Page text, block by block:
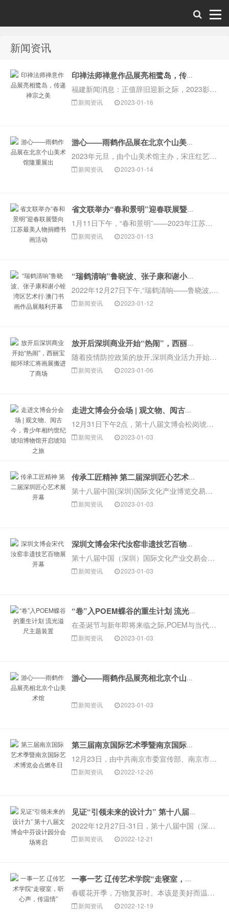
国美术新闻网
权威新闻发布
新闻资讯
印禅法师禅意作品展亮相鹭岛，传递禅宗之美
福建新闻消息：正值辞旧迎新之际，2023影视艺术文化节暨名人艺术作品联展全国巡展（第2期）——“鹭岛问禅”玉兔迎春印禅法师禅意作品展，于1月13日在厦···
新闻资讯 2023-01-16
游心——雨鹤作品展在北京个山美术馆隆重展出
2023年元旦，由个山美术馆主办，宋庄红艺术馆、河南如是观美术馆、广东顺美术馆、河北亿龙集团、北京睿德轩美术馆联合协办的“游心——雨鹤作品展”开幕式
新闻资讯 2023-01-14
省文联举办“春和景明”迎春联展暨向江苏最美人物捐赠书画活动
1月11日下午，“春和景明”——2023年江苏省文艺家奋进新时代迎春联展在省现代美术馆开幕，同时还举办了向2022年江苏最美人物捐赠书画作品仪式。章剑···
新闻资讯 2023-01-13
“瑞鹤清响”鲁晓波、张子康和谢小铨湾区艺术行·澳门书画作品展顺利开幕
2022年12月27日下午,“瑞鹤清响——鲁晓波,张子康,谢小铨书画作品联展”的展览开幕式在中国根艺术空间举行。开幕当天正是澳门的冬季,但展览现场嘉宾···
新闻资讯 2023-01-12
放开后深圳商业开始“热闹”，西丽宝能环球汇将画展搬进了商场
随着疫情防控政策的放开,深圳商业活力开始回升,有调查显示,深圳商场客流明显上升,消费者出行积极性有所提高,各大商城购物中心也推出了丰富多样的主题活动,···
新闻资讯 2023-01-06
走进文博会分会场 | 观文物、阅古今，青少年相约世纪琥珀博物馆开启琥珀之旅
12月31日下午2点，第十八届文博会松岗琥珀文化产业园分会场活动现场迎来了一批“小游客”，他们是来自松岗琥珀周边地区的小学生们。为了让青少年儿童们都能···
新闻资讯 2023-01-03
传承工匠精神 第二届深圳匠心艺术展开幕
第十八届中国(深圳)国际文化产业博览交易会在深圳国际会展中心举行 ，文博会配套活动也率先在深圳各区陆续展开
新闻资讯 2023-01-03
深圳文博会宋代汝窑非遗技艺百物展开幕
第十八届中国（深圳）国际文化产业交易会（简称“文博会”）在深圳国际会展中心正式开幕，文博会配套活动也在各区陆续展开。
新闻资讯 2023-01-03
“卷”入POEM蝶谷的重生计划 流光溢尺主题装置
在圣诞节与新年即将来临之际,POEM与当代艺术家李铭燃共同携手,打造全新大型艺术装置“流光溢尺——Made To Measure Glamour”,1···
新闻资讯 2023-01-03
游心——雨鹤作品展亮相北京个山美术馆
新闻资讯 2023-01-03
第三届南京国际艺术季暨南京国际艺术博览会点燃冬日
12月23日，由中共南京市委宣传部、南京市文化和旅游局主办，南京十竹斋文化投资有限公司执行的NAFI2022南京国际艺术季暨南京国际艺术博览会于南京国···
新闻资讯 2022-12-26
见证“引领未来的设计力” 第十八届文博会中芬设计园分会场将启
2022年12月27日-31日，第十八届中国（深圳）国际文化产业博览交易会中芬设计园分会场（以下简称“第十八届文博会中芬设计园分会场”）将在中芬设计园···
新闻资讯 2022-12-21
一事一艺 辽传艺术学院“走寝室，听心声，传温情”
春暖花开季，万物复苏时。本该是美好而温暖的开春之际，却迎来了突发疫情的加重。紧张、急迫、焦躁，种种情绪影响着校园里的我们。 2022年，艺术学院学生党···
新闻资讯 2022-12-19